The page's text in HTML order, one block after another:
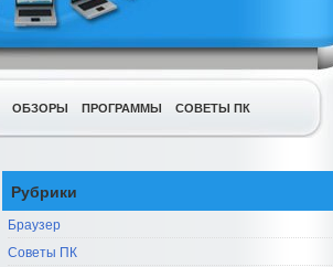
ОБЗОРЫ ПРОГРАММЫ СОВЕТЫ ПК
Рубрики
Браузер
Советы ПК